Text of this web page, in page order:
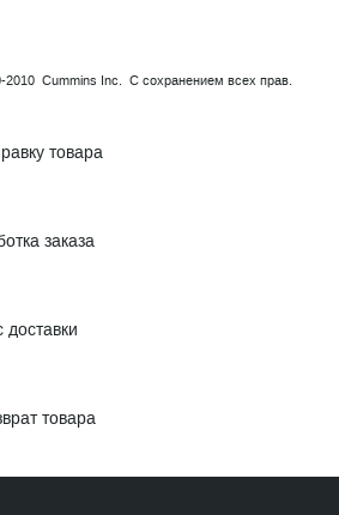
2010 Cummins Inc. С сохранением всех прав.
товара
заказа
доставки
товара